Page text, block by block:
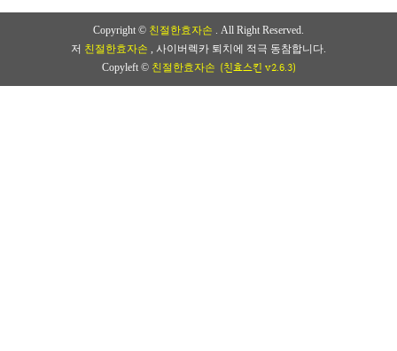
Copyright © 친절한효자손 . All Right Reserved.
저 친절한효자손 , 사이버렉카 퇴치에 적극 동참합니다.
Copyleft © 친절한효자손 (친효스킨 v2.6.3)